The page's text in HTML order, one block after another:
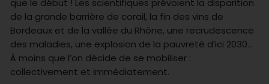
de la grande barrière de corail, la fin des vins de
Bordeaux et de la vallée du Rhône, une recrudescence
des maladies, une explosion de la pauvreté d’ici 2030…
À moins que l’on décide de se mobiliser :
collectivement et immédiatement.